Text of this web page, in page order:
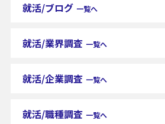
就活/ブログ 一覧へ
就活/業界調査 一覧へ
就活/企業調査 一覧へ
就活/職種調査 一覧へ